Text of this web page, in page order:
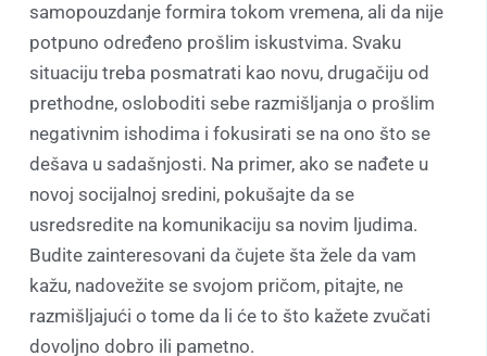
samopouzdanje formira tokom vremena, ali da nije
potpuno određeno prošlim iskustvima. Svaku
situaciju treba posmatrati kao novu, drugačiju od
prethodne, osloboditi sebe razmišljanja o prošlim
negativnim ishodima i fokusirati se na ono što se
dešava u sadašnjosti. Na primer, ako se nađete u
novoj socijalnoj sredini, pokušajte da se
usredsredite na komunikaciju sa novim ljudima.
Budite zainteresovani da čujete šta žele da vam
kažu, nadovežite se svojom pričom, pitajte, ne
razmišljajući o tome da li će to što kažete zvučati
dovoljno dobro ili pametno.